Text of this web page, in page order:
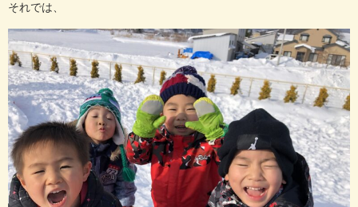
それでは、